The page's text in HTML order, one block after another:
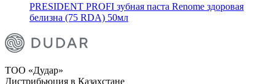
PRESIDENT PROFI зубная паста Renome здоровая
белизна (75 RDA) 50мл
ТОО «Дудар»
Дистрибьюция в Казахстане